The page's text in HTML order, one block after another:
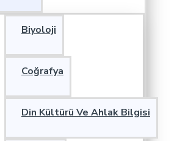
Biyoloji
Coğrafya
Din Kültürü Ve Ahlak Bilgisi